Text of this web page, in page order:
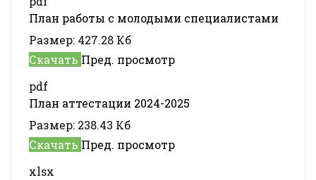
План работы с молодыми специалистами
Размер: 427.28 Кб
Скачать Пред. просмотр
pdf
План аттестации 2024-2025
Размер: 238.43 Кб
Скачать Пред. просмотр
xlsx